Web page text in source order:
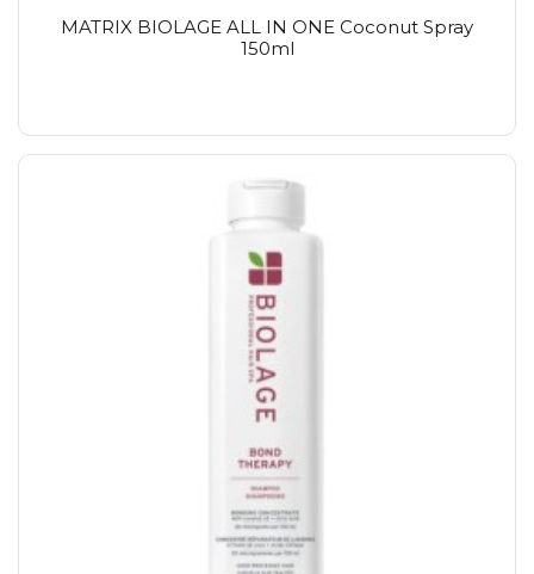
MATRIX BIOLAGE ALL IN ONE Coconut Spray
150ml